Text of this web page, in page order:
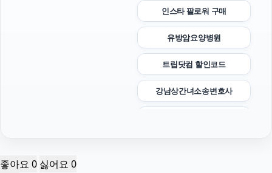
인스타 팔로워 구매
유방암요양병원
트립닷컴 할인코드
강남상간녀소송변호사
좋아요 0 싫어요 0